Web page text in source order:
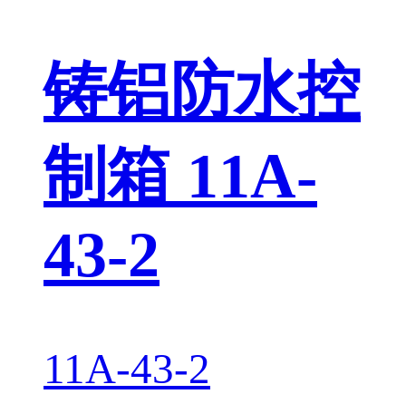
铸铝防水控
制箱 11A-
43-2
11A-43-2